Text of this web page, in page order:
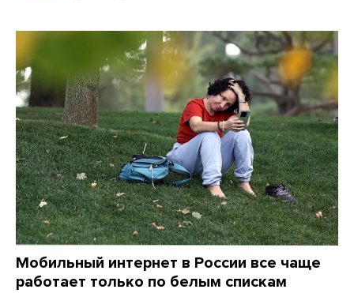
Мобильный интернет в России все чаще
работает только по белым спискам